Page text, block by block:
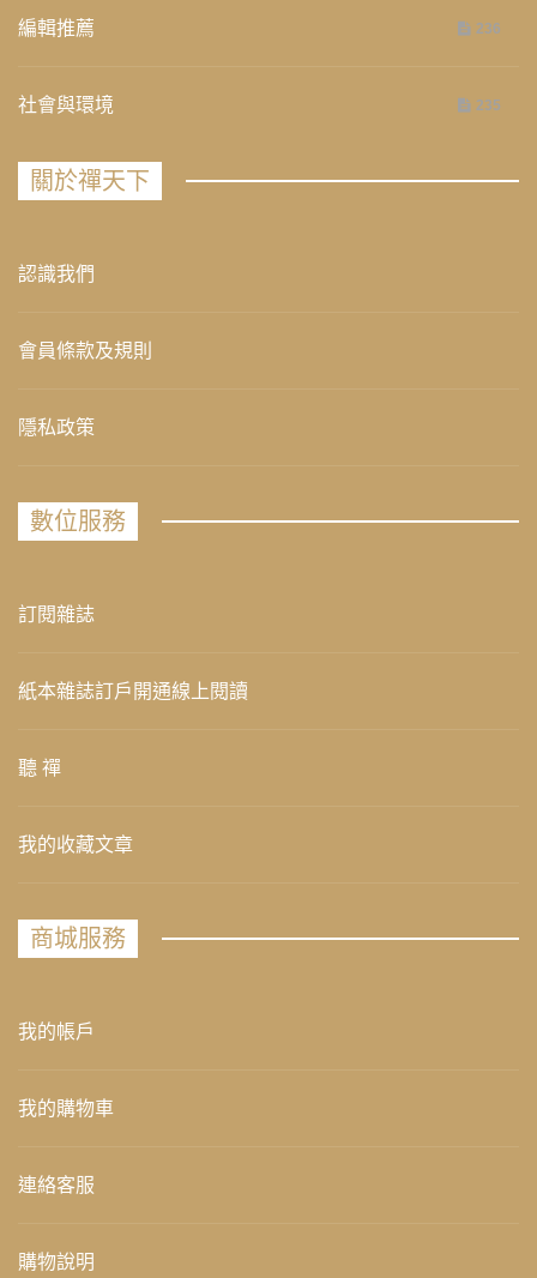
編輯推薦 236
社會與環境 235
關於禪天下
認識我們
會員條款及規則
隱私政策
數位服務
訂閱雜誌
紙本雜誌訂戶開通線上閱讀
聽 禪
我的收藏文章
商城服務
我的帳戶
我的購物車
連絡客服
購物說明